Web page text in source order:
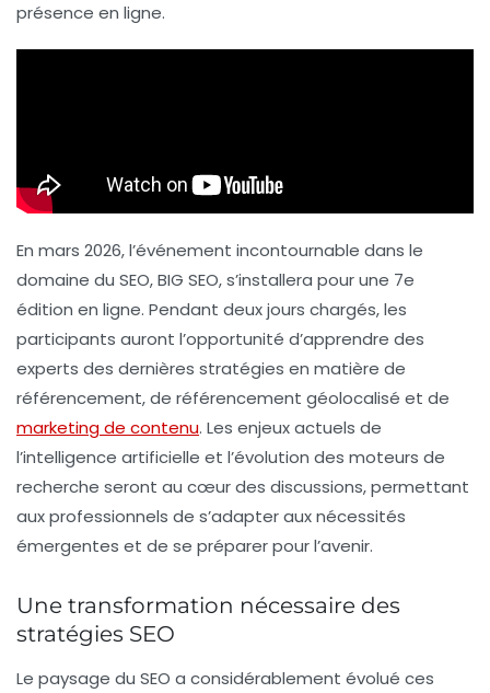
présence en ligne.
En mars 2026, l’événement incontournable dans le
domaine du SEO, BIG SEO, s’installera pour une 7e
édition en ligne. Pendant deux jours chargés, les
participants auront l’opportunité d’apprendre des
experts des dernières stratégies en matière de
référencement, de référencement géolocalisé et de
marketing de contenu. Les enjeux actuels de
l’intelligence artificielle et l’évolution des moteurs de
recherche seront au cœur des discussions, permettant
aux professionnels de s’adapter aux nécessités
émergentes et de se préparer pour l’avenir.
Une transformation nécessaire des
stratégies SEO
Le paysage du SEO a considérablement évolué ces